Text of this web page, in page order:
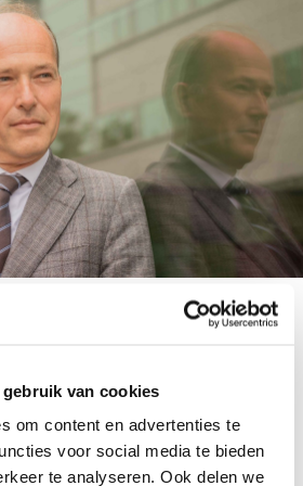
van cookies
om content en advertenties te
voor social media te bieden
te analyseren. Ook delen we
40 267 67 67
of provincie krijgt te horen
bij Brink wordt,